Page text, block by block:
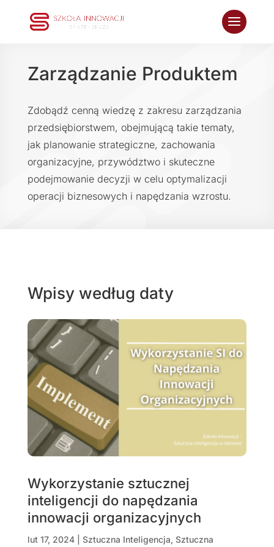
Zarządzanie Produktem
Zdobądź cenną wiedzę z zakresu zarządzania
przedsiębiorstwem, obejmującą takie tematy,
jak planowanie strategiczne, zachowania
organizacyjne, przywództwo i skuteczne
podejmowanie decyzji w celu optymalizacji
operacji biznesowych i napędzania wzrostu.
Wpisy według daty
Wykorzystanie sztucznej
inteligencji do napędzania
innowacji organizacyjnych
lut 17, 2024| Sztuczna Inteligencja, Sztuczna